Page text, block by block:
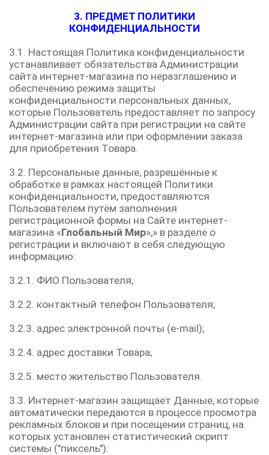
3. ПРЕДМЕТ ПОЛИТИКИ
КОНФИДЕНЦИАЛЬНОСТИ
3.1. Настоящая Политика конфиденциальности
устанавливает обязательства Администрации
сайта интернет-магазина по неразглашению и
обеспечению режима защиты
конфиденциальности персональных данных,
которые Пользователь предоставляет по запросу
Администрации сайта при регистрации на сайте
интернет-магазина или при оформлении заказа
для приобретения Товара.
3.2. Персональные данные, разрешённые к
обработке в рамках настоящей Политики
конфиденциальности, предоставляются
Пользователем путём заполнения
регистрационной формы на Сайте интернет-
магазина «Глобальный Мир»,» в разделе о
регистрации и включают в себя следующую
информацию:
3.2.1. ФИО Пользователя;
3.2.2. контактный телефон Пользователя;
3.2.3. адрес электронной почты (e-mail);
3.2.4. адрес доставки Товара;
3.2.5. место жительство Пользователя.
3.3. Интернет-магазин защищает Данные, которые
автоматически передаются в процессе просмотра
рекламных блоков и при посещении страниц, на
которых установлен статистический скрипт
системы ("пиксель"):